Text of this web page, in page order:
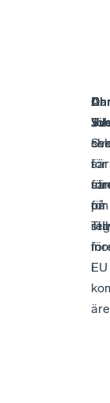
för
EU
för
på
i
om
i